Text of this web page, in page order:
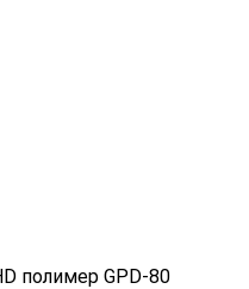
полимер GPD-80